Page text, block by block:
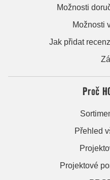
Možnosti
Možnosti
Jak přidat
Proč
Přehled
Projektové